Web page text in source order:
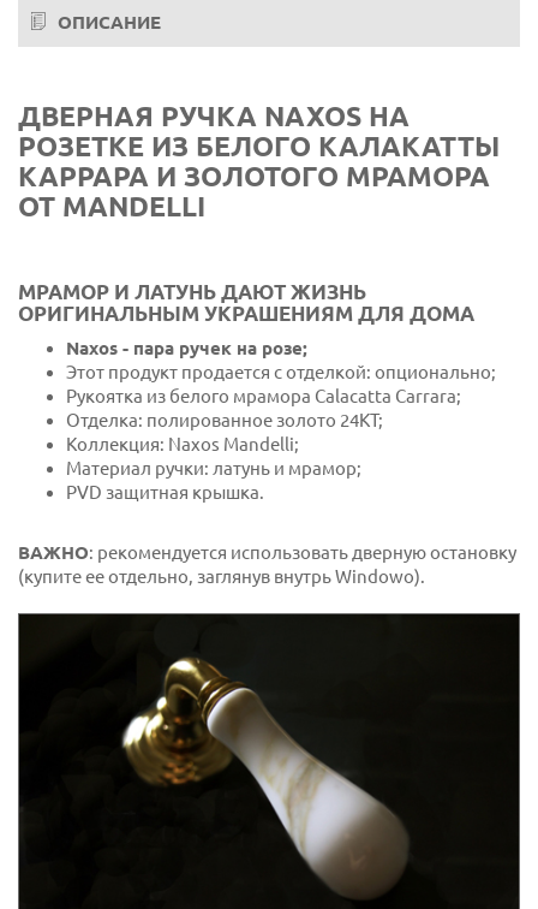
ОПИСАНИЕ
ДВЕРНАЯ РУЧКА NAXOS НА
РОЗЕТКЕ ИЗ БЕЛОГО КАЛАКАТТЫ
КАРРАРА И ЗОЛОТОГО МРАМОРА
ОТ MANDELLI
МРАМОР И ЛАТУНЬ ДАЮТ ЖИЗНЬ
ОРИГИНАЛЬНЫМ УКРАШЕНИЯМ ДЛЯ ДОМА
Naxos - пара ручек на розе;
Этот продукт продается с отделкой: опционально;
Рукоятка из белого мрамора Calacatta Carrara;
Отделка: полированное золото 24KT;
Коллекция: Naxos Mandelli;
Материал ручки: латунь и мрамор;
PVD защитная крышка.
ВАЖНО: рекомендуется использовать дверную остановку
(купите ее отдельно, заглянув внутрь Windowo).